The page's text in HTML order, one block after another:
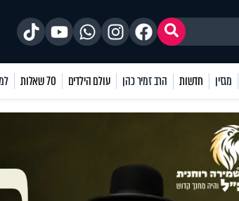
מגזין חדשות הרב זמיר כהן עולם הילדים 70 שאלות